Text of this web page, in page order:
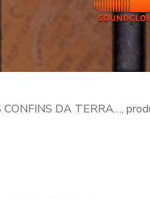
CONFINS DA TERRA…,